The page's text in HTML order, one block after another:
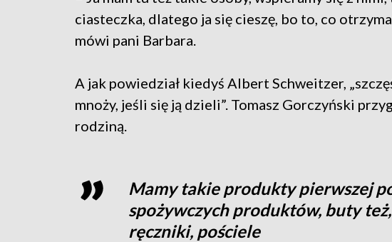
ciasteczka, dlatego ja się cieszę, bo to, co
mówi pani Barbara.
A jak powiedział kiedyś Albert Schweitzer,
mnoży, jeśli się ją dzieli”. Tomasz Gorczyński
rodziną.
Mamy takie produkty pierwszej
spożywczych produktów, buty
ręczniki, pościele